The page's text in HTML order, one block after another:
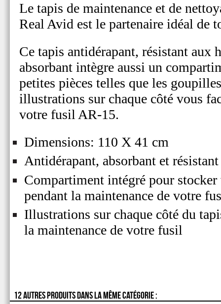
Le tapis de maintenance et de
Real Avid est le partenaire idéal de
Ce tapis antidérapant, résistant aux
absorbant intègre aussi un
petites pièces telles que les
illustrations sur chaque côté vous
votre fusil AR-15.
Dimensions: 110 X 41 cm
Antidérapant, absorbant et
Compartiment intégré pour stocker
pendant la maintenance de votre
Illustrations sur chaque côté du
la maintenance de votre fusil
12 AUTRES PRODUITS DANS LA MÊME CATÉGORIE :